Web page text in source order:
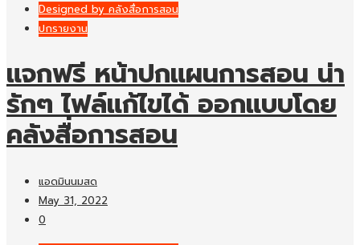
Designed by คลังสื่อการสอน
ปกรายงาน
แจกฟรี หน้าปกแผนการสอน น่า
รักๆ ไฟล์แก้ไขได้ ออกแบบโดย
คลังสื่อการสอน
แอดมินนมสด
May 31, 2022
0